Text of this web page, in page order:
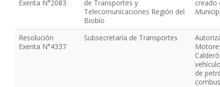
Exenta N°2083
de Transportes y
Telecomunicaciones Región del
Biobío
creado
Resolución
Exenta N°4337
Subsecretaría de Transportes
de